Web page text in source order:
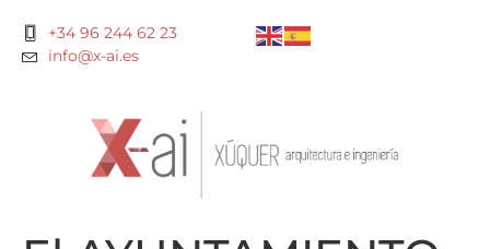
+34 96 244 62 23
info@x-ai.es